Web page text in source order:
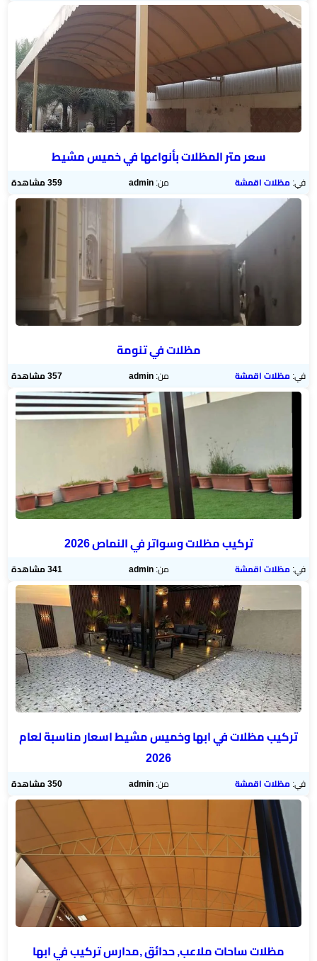
سعر متر المظلات بأنواعها في خميس مشيط
في:مظلات اقمشة من:admin 359 مشاهدة
مظلات في تنومة
في:مظلات اقمشة من:admin 357 مشاهدة
تركيب مظلات وسواتر في النماص 2026
في:مظلات اقمشة من:admin 341 مشاهدة
تركيب مظلات في ابها وخميس مشيط اسعار مناسبة لعام
2026
في:مظلات اقمشة من:admin 350 مشاهدة
مظلات ساحات ملاعب, حدائق ,مدارس تركيب في ابها